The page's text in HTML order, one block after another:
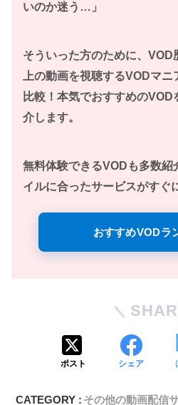
いのか迷う…」
そういった方のために、VOD
上の動画を視聴するVODマ
比較！本気でおすすめの
介します。
無料体験できるVODも多数紹
イルに合ったサービスがすぐ
おすすめVODラ
ポスト シェア
CATEGORY : その他の動画配信